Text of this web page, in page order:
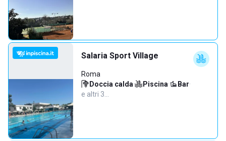
Salaria Sport Village
Roma
Doccia calda· Piscina· Bar·
e altri 3…